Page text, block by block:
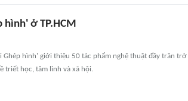
hình' ở TP.HCM
Ghép hình' giới thiệu 50 tác phẩm nghệ thuật đầy trăn trở
triết học, tâm linh và xã hội.